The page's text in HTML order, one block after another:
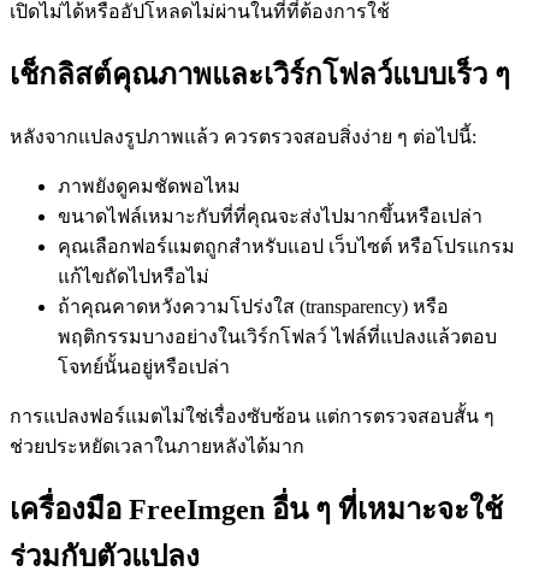
เปิดไม่ได้หรืออัปโหลดไม่ผ่านในที่ที่ต้องการใช้
เช็กลิสต์คุณภาพและเวิร์กโฟลว์แบบเร็ว ๆ
หลังจากแปลงรูปภาพแล้ว ควรตรวจสอบสิ่งง่าย ๆ ต่อไปนี้:
ภาพยังดูคมชัดพอไหม
ขนาดไฟล์เหมาะกับที่ที่คุณจะส่งไปมากขึ้นหรือเปล่า
คุณเลือกฟอร์แมตถูกสำหรับแอป เว็บไซต์ หรือโปรแกรม
แก้ไขถัดไปหรือไม่
ถ้าคุณคาดหวังความโปร่งใส (transparency) หรือ
พฤติกรรมบางอย่างในเวิร์กโฟลว์ ไฟล์ที่แปลงแล้วตอบ
โจทย์นั้นอยู่หรือเปล่า
การแปลงฟอร์แมตไม่ใช่เรื่องซับซ้อน แต่การตรวจสอบสั้น ๆ
ช่วยประหยัดเวลาในภายหลังได้มาก
เครื่องมือ FreeImgen อื่น ๆ ที่เหมาะจะใช้
ร่วมกับตัวแปลง